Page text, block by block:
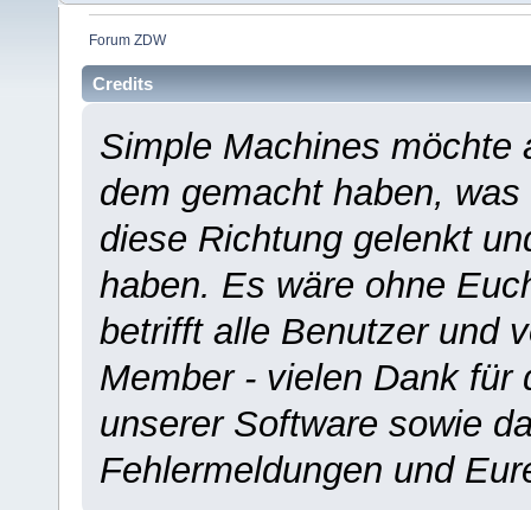
Forum ZDW
Credits
Simple Machines möchte
dem gemacht haben,
diese Richtung gelenkt
haben. Es wäre ohne
betrifft alle Benutzer und
Member - vielen Dank für
unserer Software sowie
Fehlermeldungen und